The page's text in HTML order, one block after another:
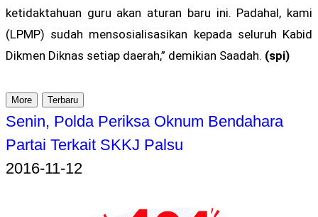
ketidaktahuan guru akan aturan baru ini. Padahal, kami
(LPMP) sudah mensosialisasikan kepada seluruh Kabid
Dikmen Diknas setiap daerah,” demikian Saadah. (spi)
More Terbaru
Senin, Polda Periksa Oknum Bendahara
Partai Terkait SKKJ Palsu
2016-11-12